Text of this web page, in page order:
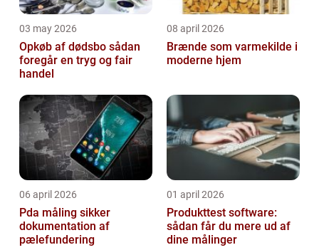
03 may 2026
Opkøb af dødsbo sådan
foregår en tryg og fair
handel
08 april 2026
Brænde som varmekilde i
moderne hjem
06 april 2026
Pda måling sikker
dokumentation af
pælefundering
01 april 2026
Produkttest software:
sådan får du mere ud af
dine målinger